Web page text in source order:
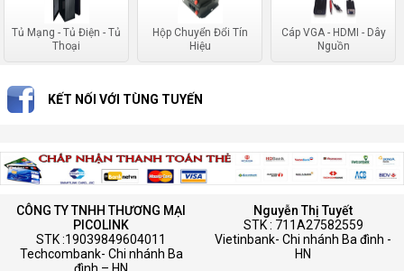
Tủ Mạng - Tủ Điện - Tủ
Thoại
Hộp Chuyển Đổi Tín
Hiệu
Cáp VGA - HDMI - Dây
Nguồn
KẾT NỐI VỚI TÙNG TUYẾN
CÔNG TY TNHH THƯƠNG MẠI
PICOLINK
STK :19039849604011
Techcombank- Chi nhánh Ba
Nguyễn Thị Tuyết
STK : 711A27582559
Vietinbank- Chi nhánh Ba đình -
HN